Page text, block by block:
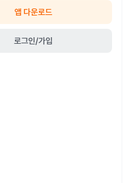
앱 다운로드
로그인/가입